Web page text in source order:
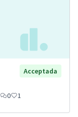
Acceptada
0 1